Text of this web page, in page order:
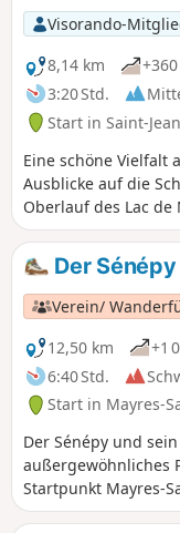
Visorando-
8,14 km
3:20 Std.
Start in Saint-
Eine schöne Vielfalt
Ausblicke auf die
Oberlauf des Lac
natürlich den
Obioux usw. Gelbe
Sie und zahlreiche
Ihnen den Weg.
Der
Verein/
12,50 km
+1
6:40 Std.
Start in Mayres-
Der Sénépy und sein
außergewöhnliches
Startpunkt Mayres-
Bergkämme.